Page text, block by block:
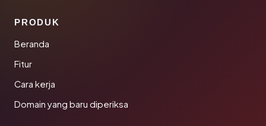
PRODUK
Beranda
Fitur
Cara kerja
Domain yang baru diperiksa